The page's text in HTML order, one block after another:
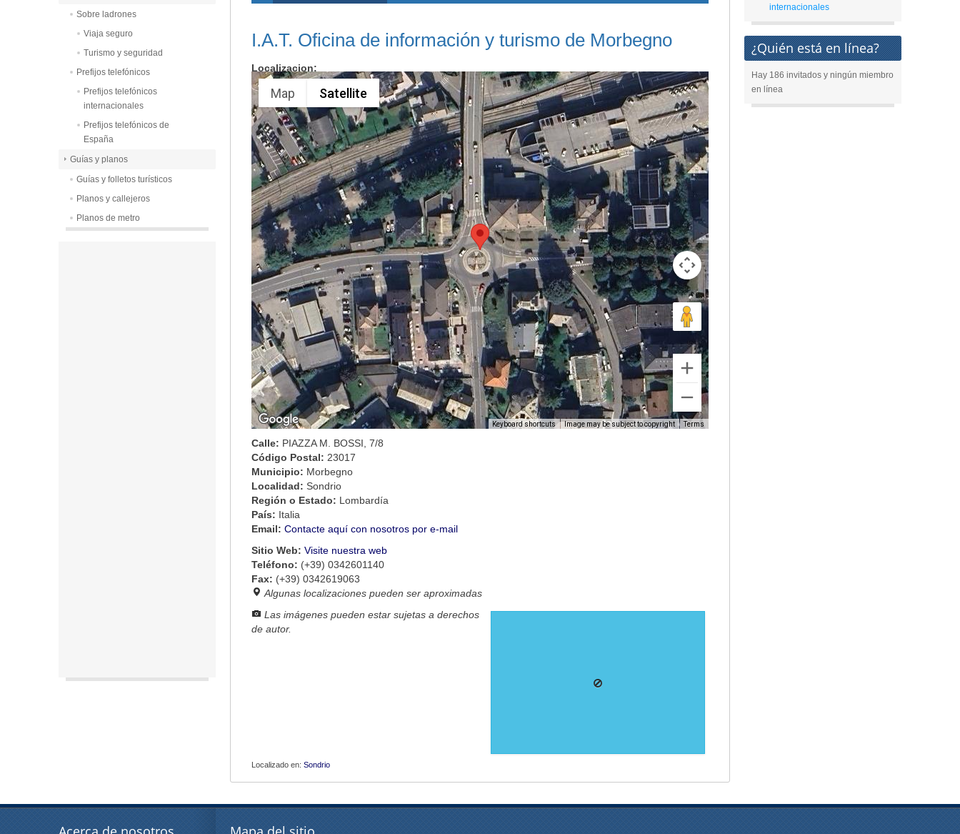
I.A.T. Oficina de información y turismo de Morbegno
Localizacion:
Map Satellite
Keyboard shortcuts Image may be subject to copyright Terms
Calle: PIAZZA M. BOSSI, 7/8
Código Postal: 23017
Municipio: Morbegno
Localidad: Sondrio
Región o Estado: Lombardía
País: Italia
Email: Contacte aquí con nosotros por e-mail
Sitio Web: Visite nuestra web
Teléfono: (+39) 0342601140
Fax: (+39) 0342619063
Algunas localizaciones pueden ser aproximadas
Las imágenes pueden estar sujetas a derechos
de autor.
Localizado en: Sondrio
Sobre ladrones
Viaja seguro
Turismo y seguridad
Prefijos telefónicos
Prefijos telefónicos
internacionales
Prefijos telefónicos de
España
Guías y planos
Guías y folletos turísticos
Planos y callejeros
Planos de metro
internacionales
¿Quién está en línea?
Hay 186 invitados y ningún miembro
en línea